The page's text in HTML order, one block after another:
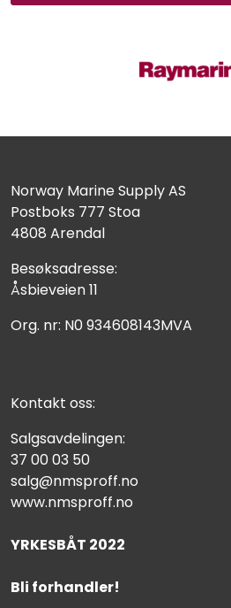
Norway Marine Supply AS
Postboks 777 Stoa
4808 Arendal
Besøksadresse:
Åsbieveien 11
Org. nr: N0 934608143MVA
Kontakt oss:
Salgsavdelingen:
37 00 03 50
salg@nmsproff.no
www.nmsproff.no
YRKESBÅT 2022
Bli forhandler!